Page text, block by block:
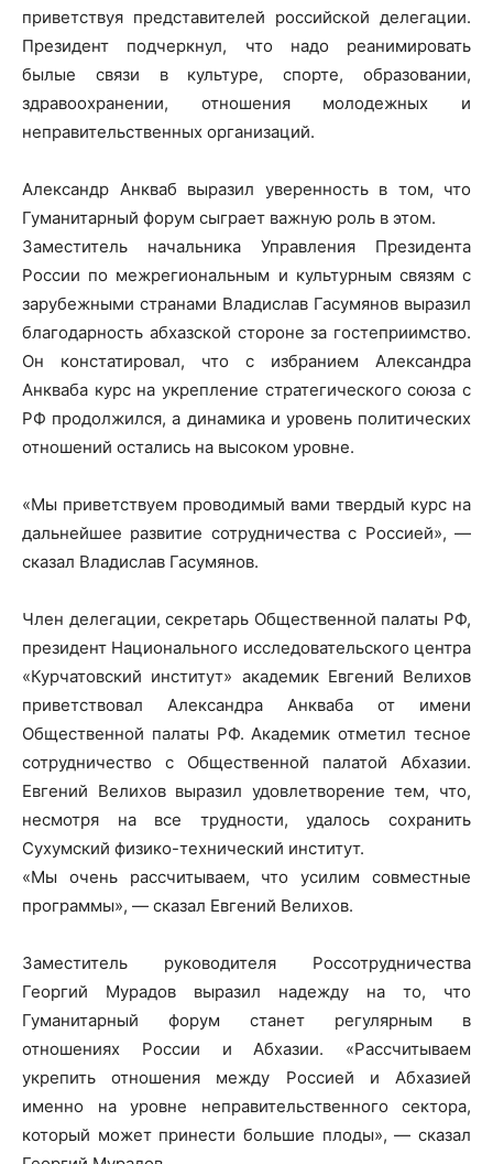
приветствуя представителей российской делегации.
Президент подчеркнул, что надо реанимировать
былые связи в культуре, спорте, образовании,
здравоохранении, отношения молодежных и
неправительственных организаций.
Александр Анкваб выразил уверенность в том, что
Гуманитарный форум сыграет важную роль в этом.
Заместитель начальника Управления Президента
России по межрегиональным и культурным связям с
зарубежными странами Владислав Гасумянов выразил
благодарность абхазской стороне за гостеприимство.
Он констатировал, что с избранием Александра
Анкваба курс на укрепление стратегического союза с
РФ продолжился, а динамика и уровень политических
отношений остались на высоком уровне.
«Мы приветствуем проводимый вами твердый курс на
дальнейшее развитие сотрудничества с Россией», —
сказал Владислав Гасумянов.
Член делегации, секретарь Общественной палаты РФ,
президент Национального исследовательского центра
«Курчатовский институт» академик Евгений Велихов
приветствовал Александра Анкваба от имени
Общественной палаты РФ. Академик отметил тесное
сотрудничество с Общественной палатой Абхазии.
Евгений Велихов выразил удовлетворение тем, что,
несмотря на все трудности, удалось сохранить
Сухумский физико-технический институт.
«Мы очень рассчитываем, что усилим совместные
программы», — сказал Евгений Велихов.
Заместитель руководителя Россотрудничества
Георгий Мурадов выразил надежду на то, что
Гуманитарный форум станет регулярным в
отношениях России и Абхазии. «Рассчитываем
укрепить отношения между Россией и Абхазией
именно на уровне неправительственного сектора,
который может принести большие плоды», — сказал